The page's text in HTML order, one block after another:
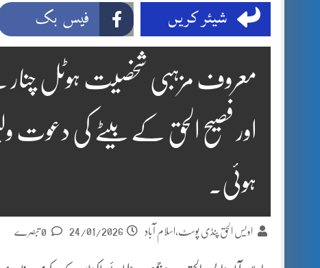
شیئر کریں فیس بک
معروف مزہبی شخصیت ہوٹل
اور فصیح الحق کے بیٹے کی دعوت
ہوئی۔
اویس الحق پنڈی پوسٹ،اسلام آباد 24/01/2026